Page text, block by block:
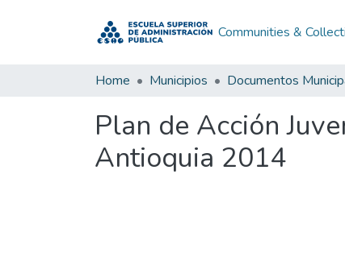
Communities &
Home Municipios Documentos
Plan de Acción
Antioquia 2014